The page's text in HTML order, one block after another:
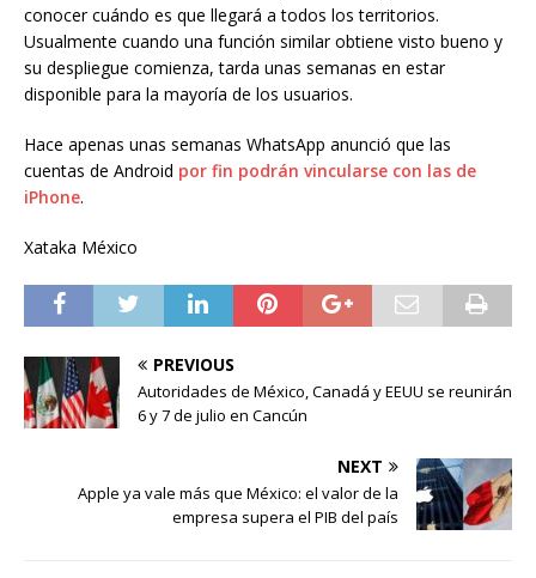
conocer cuándo es que llegará a todos los territorios.
Usualmente cuando una función similar obtiene visto bueno y
su despliegue comienza, tarda unas semanas en estar
disponible para la mayoría de los usuarios.
Hace apenas unas semanas WhatsApp anunció que las
cuentas de Android por fin podrán vincularse con las de
iPhone.
Xataka México
PREVIOUS
Autoridades de México, Canadá y EEUU se reunirán
6 y 7 de julio en Cancún
NEXT
Apple ya vale más que México: el valor de la
empresa supera el PIB del país